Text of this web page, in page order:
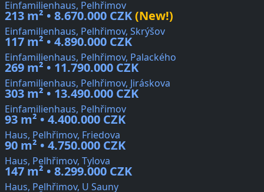
Einfamilienhaus, Pelhřimov
213 m² • 8.670.000 CZK(New!)
Einfamilienhaus, Pelhřimov, Skrýšov
117 m² • 4.890.000 CZK
Einfamilienhaus, Pelhřimov, Palackého
269 m² • 11.790.000 CZK
Einfamilienhaus, Pelhřimov, Jiráskova
303 m² • 13.490.000 CZK
Einfamilienhaus, Pelhřimov
93 m² • 4.400.000 CZK
Haus, Pelhřimov, Friedova
90 m² • 4.750.000 CZK
Haus, Pelhřimov, Tylova
147 m² • 8.299.000 CZK
Haus, Pelhřimov, U Sauny